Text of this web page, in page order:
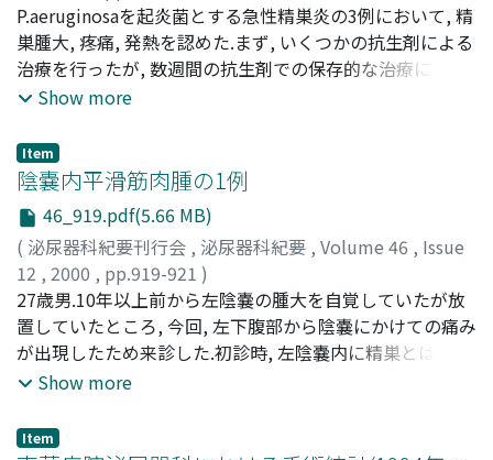
KASHIWAGI, Bunzo;OKUGI, Hironobu;MORITA,
Takahiro;KATO, Yuuichi;SHIBATA, Yasuhiro;YAMANAKA,
Hidetoshi;柏木, 文蔵;奥木, 宏延;森田, 崇弘;加藤, 雄一
柴田, 康博;山中, 英壽
P.aeruginosaを起炎菌とする急性精巣炎の3例において, 精
巣腫大, 疼痛, 発熱を認めた.まず, いくつかの抗生剤による
治療を行ったが, 数週間の抗生剤での保存的な治療にも拘
わらず, 陰嚢腫大が持続し, うち1例においては, 陰嚢の潰
で, 精巣摘除術を施行した.手術時, 各々の症例の精巣にお
いて膿瘍形成が認められ, 膿培養において, 多剤に感受性を
有するP.aeruginosaを同定した
Show more
Item
陰嚢内平滑筋肉腫の1例
46_919.pdf(5.66 MB)
( 泌尿器科紀要刊行会 , 泌尿器科紀要 , Volume 46 , Issue
12 , 2000 , pp.919-921 )
飯田, 勝之;遠藤, 瑞木;堤, 雅一;石川, 悟;IIDA, Katsuyuki;
ENDO, Mizuki;TSUTSUMI, Masakazu;ISHIKAWA, Satoru
27歳男.10年以上前から左陰嚢の腫大を自覚していたが放
置していたところ, 今回, 左下腹部から陰嚢にかけての痛み
が出現したため来診した.初診時, 左陰嚢内に精巣とは別に
7cm大, 弾性硬, 可動性良好の腫瘤を触知した為, 精査加療
疾患の可能性も否定できない為, 陰嚢内腫瘍摘出術を施行
Show more
Item